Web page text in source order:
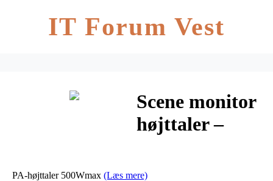
IT Forum Vest
Scene monitor
højttaler –
312M/SW
PA-højttaler 500Wmax (Læs mere)